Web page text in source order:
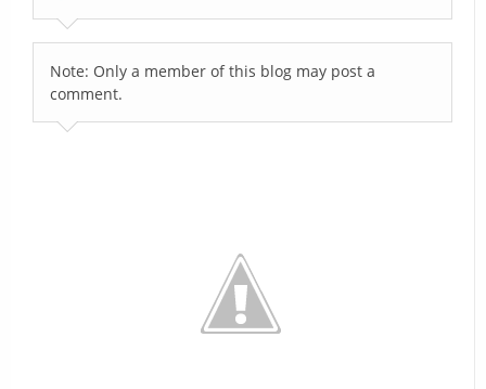
Note: Only a member of this blog may post a
comment.